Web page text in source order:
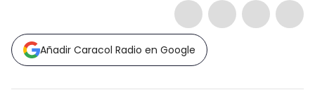
Añadir Caracol Radio en Google